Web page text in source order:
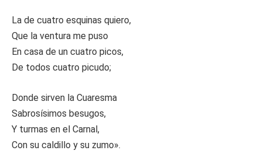
La de cuatro esquinas quiero,
Que la ventura me puso
En casa de un cuatro picos,
De todos cuatro picudo;
Donde sirven la Cuaresma
Sabrosísimos besugos,
Y turmas en el Carnal,
Con su caldillo y su zumo».